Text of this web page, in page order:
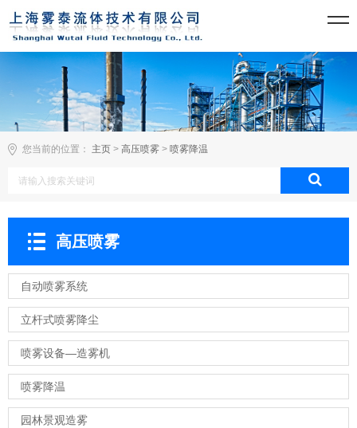
您当前的位置： 主页 > 高压喷雾 > 喷雾降温
高压喷雾
自动喷雾系统
立杆式喷雾降尘
喷雾设备—造雾机
喷雾降温
园林景观造雾